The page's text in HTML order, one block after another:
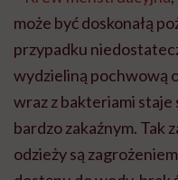
może być doskonałą
przypadku
wydzieliną pochwową
wraz z bakteriami staje
bardzo zakaźnym. Tak
odzieży są